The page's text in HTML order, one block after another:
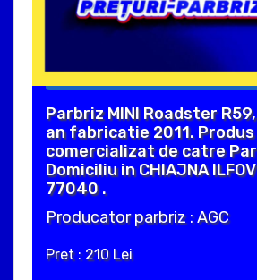
Parbriz MINI Roadster
an fabricatie 2011. Produs
comercializat de catre
Domiciliu in CHIAJNA
77040 .
Producator parbriz : AGC
Pret : 210 Lei